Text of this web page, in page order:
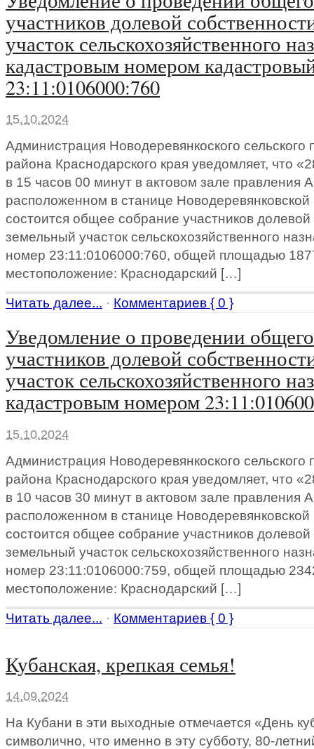
участников долевой
участок сельскохозяйственного
кадастровым номером
23:11:0106000:760
15.10.2024
Администрация Новодеревянкоского сельского
района Краснодарского края уведомляет, что
в 15 часов 00 минут в актовом зале правления
расположенном в станице
состоится общее собрание участников
земельный участок сельскохозяйственного
номер 23:11:0106000:760, общей площадью
местоположение: Краснодарский […]
Читать далее... · Комментариев { 0 }
Уведомление о проведении
участников долевой
участок сельскохозяйственного
кадастровым номером
15.10.2024
Администрация Новодеревянкоского сельского
района Краснодарского края уведомляет, что
в 10 часов 30 минут в актовом зале правления
расположенном в станице
состоится общее собрание участников
земельный участок сельскохозяйственного
номер 23:11:0106000:759, общей площадью
местоположение: Краснодарский […]
Читать далее... · Комментариев { 0 }
Кубанская, крепкая семья!
14.09.2024
На Кубани в эти выходные отмечается «День
символично, что именно в эту субботу, 80-